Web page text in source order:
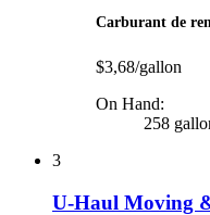
Carburant de
$3,68/gallon
On Hand:
258
3
U-Haul Moving